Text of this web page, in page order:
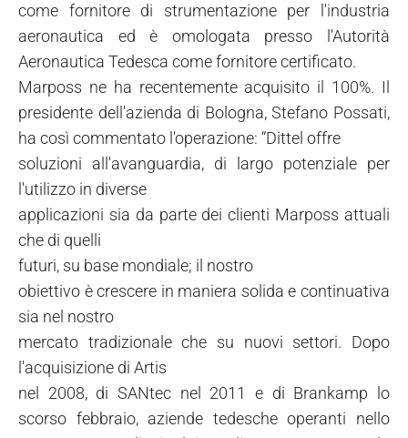
come fornitore di strumentazione per l'industria
aeronautica ed è omologata presso l'Autorità
Aeronautica Tedesca come fornitore certificato.
Marposs ne ha recentemente acquisito il 100%. Il
presidente dell'azienda di Bologna, Stefano Possati,
ha così commentato l'operazione: “Dittel offre
soluzioni all'avanguardia, di largo potenziale per
l'utilizzo in diverse
applicazioni sia da parte dei clienti Marposs attuali
che di quelli
futuri, su base mondiale; il nostro
obiettivo è crescere in maniera solida e continuativa
sia nel nostro
mercato tradizionale che su nuovi settori. Dopo
l'acquisizione di Artis
nel 2008, di SANtec nel 2011 e di Brankamp lo
scorso febbraio, aziende tedesche operanti nello